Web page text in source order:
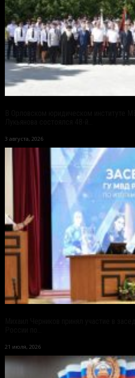
3 августа, 2026
21 июля, 2026